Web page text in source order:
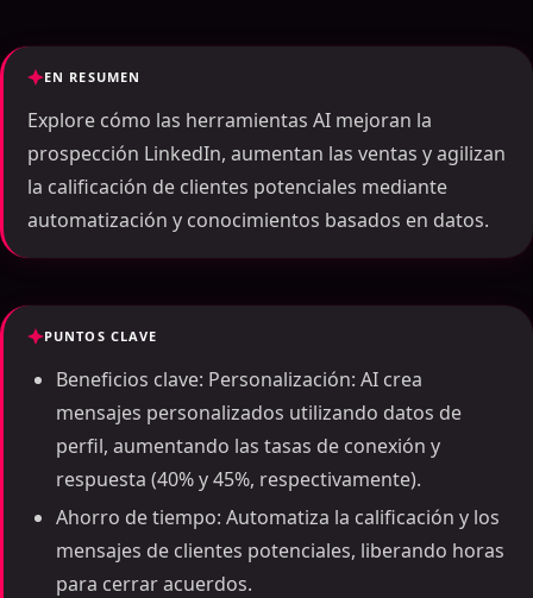
EN RESUMEN
Explore cómo las herramientas AI mejoran la
prospección LinkedIn, aumentan las ventas y agilizan
la calificación de clientes potenciales mediante
automatización y conocimientos basados ​​en datos.
PUNTOS CLAVE
Beneficios clave: Personalización: AI crea
mensajes personalizados utilizando datos de
perfil, aumentando las tasas de conexión y
respuesta (40% y 45%, respectivamente).
Ahorro de tiempo: Automatiza la calificación y los
mensajes de clientes potenciales, liberando horas
para cerrar acuerdos.